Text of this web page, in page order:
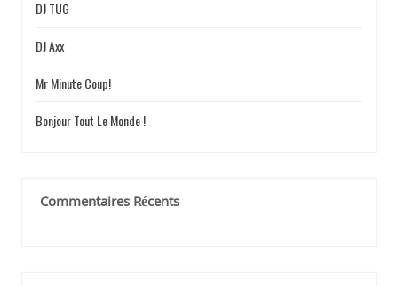
DJ TUG
DJ Axx
Mr Minute Coup!
Bonjour Tout Le Monde !
Commentaires Récents